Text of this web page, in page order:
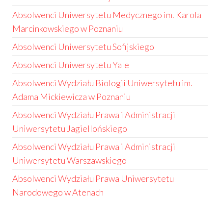
Absolwenci Uniwersytetu Medycznego im. Karola
Marcinkowskiego w Poznaniu
Absolwenci Uniwersytetu Sofijskiego
Absolwenci Uniwersytetu Yale
Absolwenci Wydziału Biologii Uniwersytetu im.
Adama Mickiewicza w Poznaniu
Absolwenci Wydziału Prawa i Administracji
Uniwersytetu Jagiellońskiego
Absolwenci Wydziału Prawa i Administracji
Uniwersytetu Warszawskiego
Absolwenci Wydziału Prawa Uniwersytetu
Narodowego w Atenach